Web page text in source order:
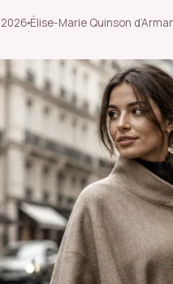
·
Élise-Marie Quinson